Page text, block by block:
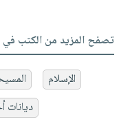
تصفح المزيد من الكتب في
الإسلام
ديانات